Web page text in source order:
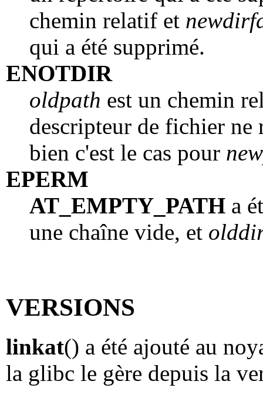
chemin relatif et
qui a été supprimé.
ENOTDIR
oldpath est un chemin
descripteur de fichier ne
bien c'est le cas pour
EPERM
AT_EMPTY_PATH a
une chaîne vide, et
VERSIONS
linkat() a été ajouté au
la glibc le gère depuis la